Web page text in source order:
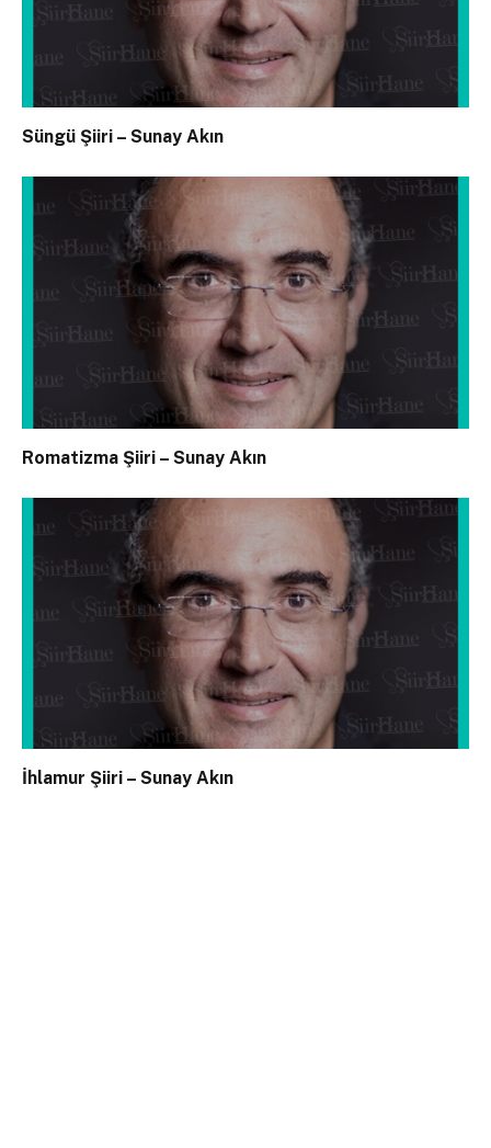
Süngü Şiiri – Sunay Akın
Romatizma Şiiri – Sunay Akın
İhlamur Şiiri – Sunay Akın